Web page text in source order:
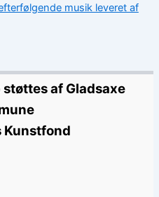
musik leveret af
af Gladsaxe
Kunstfond